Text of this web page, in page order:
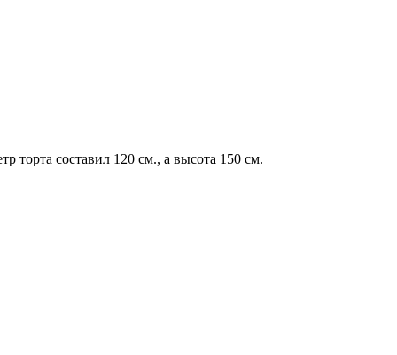
торта составил 120 см., а высота 150 см.